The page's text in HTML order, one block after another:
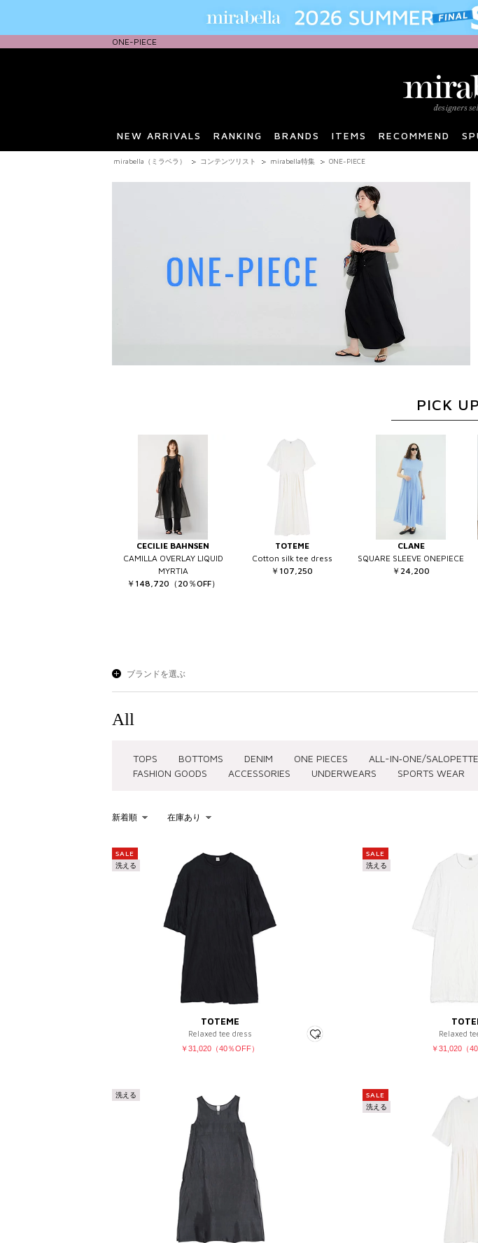
ONE-PIECE
NEW ARRIVALS RANKING BRANDS ITEMS RECOMMEND
mirabella（ミラベラ） コンテンツリスト mirabella特集 ONE-PIECE
PICK
CECILIE BAHNSEN
CAMILLA OVERLAY LIQUID
MYRTIA
￥148,720（20％OFF）
TOTEME
Cotton silk tee dress
￥107,250
CLANE
SQUARE SLEEVE ONEPIECE
￥24,200
ブランドを選ぶ
All
TOPS BOTTOMS DENIM ONE PIECES ALL-IN‐ONE/
FASHION GOODS
ACCESSORIES UNDERWEARS SPORTS WEAR
新着順 在庫あり
KEYWORD
を含む
を除く
販売タイプ
SIZE(CLOTHING)
27
28
TOTEME
Relaxed tee dress
￥31,020（40％OFF）
SALE
洗える
Relaxed
￥31,020（
SALE
洗える
洗える
SALE
洗える